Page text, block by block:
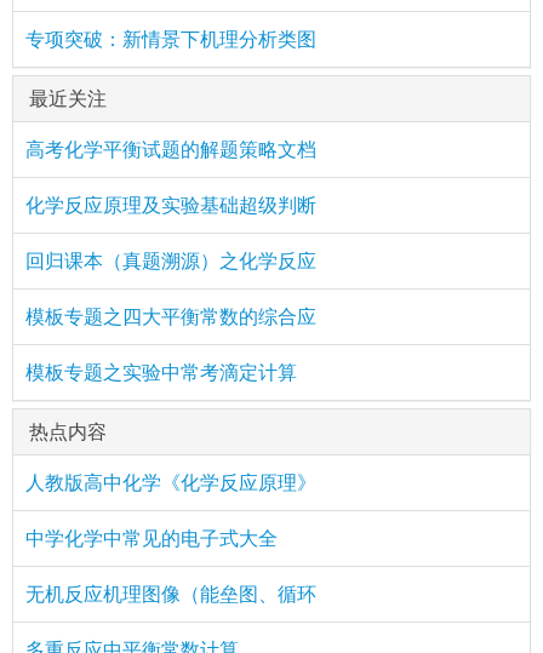
专项突破：新情景下机理分析类图
最近关注
高考化学平衡试题的解题策略文档
化学反应原理及实验基础超级判断
回归课本（真题溯源）之化学反应
模板专题之四大平衡常数的综合应
模板专题之实验中常考滴定计算
热点内容
人教版高中化学《化学反应原理》
中学化学中常见的电子式大全
无机反应机理图像（能垒图、循环